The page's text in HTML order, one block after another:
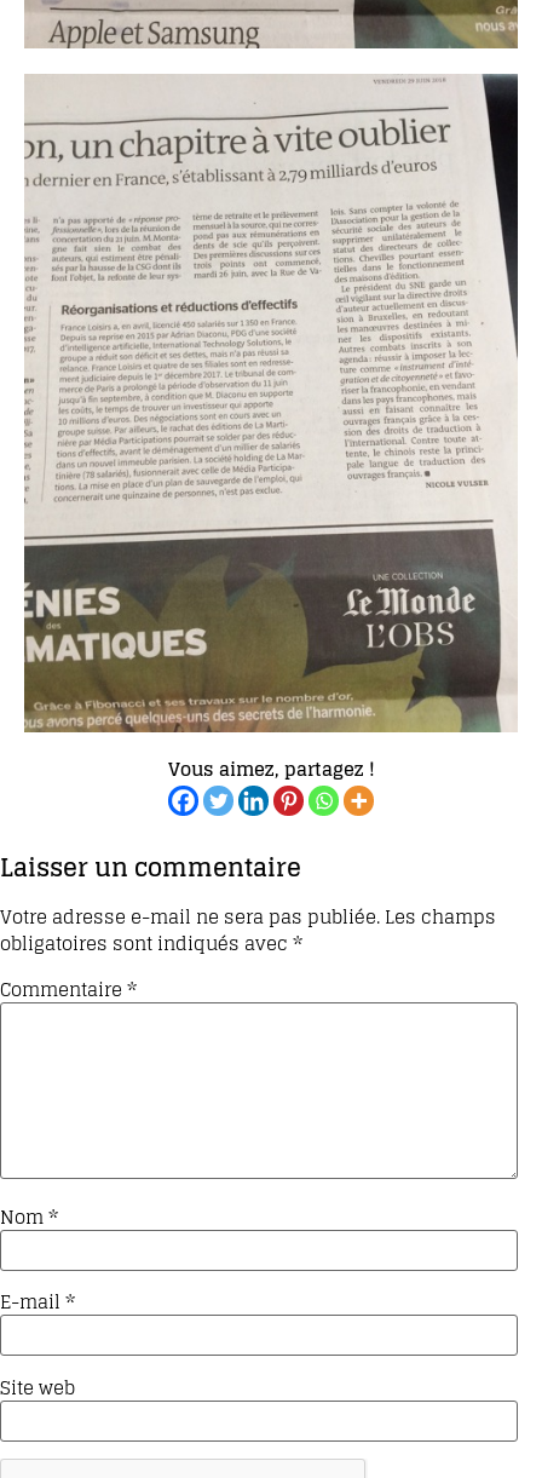
Vous aimez, partagez !
Laisser un commentaire
Votre adresse e-mail ne sera pas publiée.Les champs
obligatoires sont indiqués avec*
Commentaire*
Nom*
E-mail*
Site web